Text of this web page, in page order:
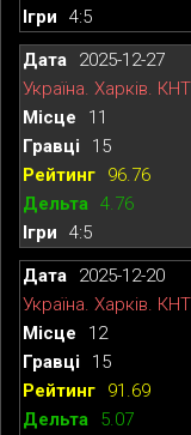
4:5
2025-12-27
Україна. Харків.
11
15
96.76
4.76
4:5
2025-12-20
Україна. Харків.
12
15
91.69
5.07